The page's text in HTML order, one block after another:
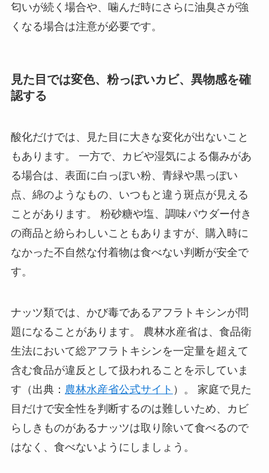
匂いが続く場合や、噛んだ時にさらに油臭さが強
くなる場合は注意が必要です。
見た目では変色、粉っぽいカビ、異物感を確
認する
酸化だけでは、見た目に大きな変化が出ないこと
もあります。 一方で、カビや湿気による傷みがあ
る場合は、表面に白っぽい粉、青緑や黒っぽい
点、綿のようなもの、いつもと違う斑点が見える
ことがあります。 粉砂糖や塩、調味パウダー付き
の商品と紛らわしいこともありますが、購入時に
なかった不自然な付着物は食べない判断が安全で
す。
ナッツ類では、かび毒であるアフラトキシンが問
題になることがあります。 農林水産省は、食品衛
生法において総アフラトキシンを一定量を超えて
含む食品が違反として扱われることを示していま
す（出典： 農林水産省公式サイト ）。 家庭で見た
目だけで安全性を判断するのは難しいため、カビ
らしきものがあるナッツは取り除いて食べるので
はなく、食べないようにしましょう。